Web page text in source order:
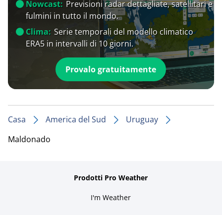
Nowcast: Previsioni radar dettagliate, satellitari e
fulmini in tutto il mondo.
Clima: Serie temporali del modello climatico
ERA5 in intervalli di 10 giorni.
Provalo gratuitamente
Casa America del Sud
Uruguay
Maldonado
Prodotti Pro Weather
I'm Weather